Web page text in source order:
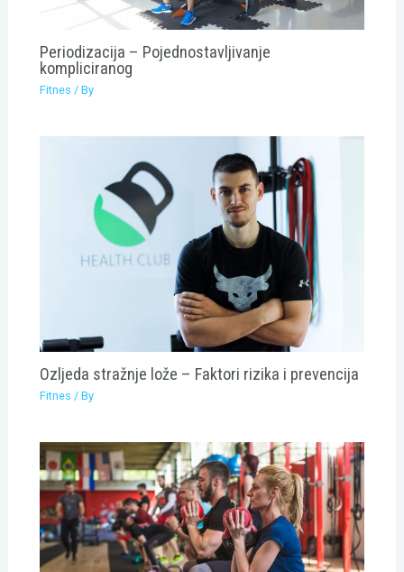
Periodizacija – Pojednostavljivanje
kompliciranog
Fitnes / By
Ozljeda stražnje lože – Faktori rizika i prevencija
Fitnes / By